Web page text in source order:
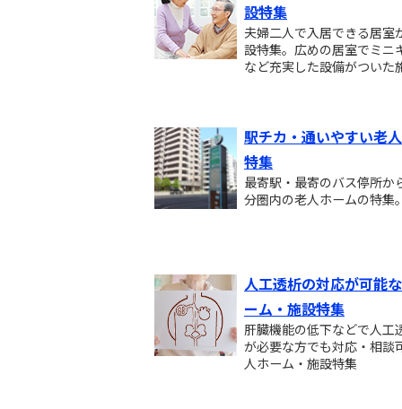
設特集
夫婦二人で入居できる居室
設特集。広めの居室でミニ
など充実した設備がついた
駅チカ・通いやすい老
特集
最寄駅・最寄のバス停所か
分圏内の老人ホームの特集
人工透析の対応が可能
ーム・施設特集
肝臓機能の低下などで人工
が必要な方でも対応・相談
人ホーム・施設特集